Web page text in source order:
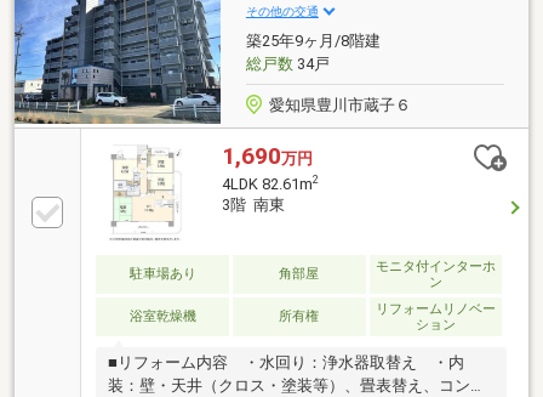
その他の交通
築25年9ヶ月/8階建
総戸数34戸
愛知県豊川市蔵子６
1,690万円
4LDK 82.61m2
3階 南東
駐車場あり 角部屋
モニタ付インターホ
ン
浴室乾燥機 所有権
リフォームリノベー
ション
■リフォーム内容 ・水回り：浄水器取替え ・内
装：壁・天井（クロス・塗装等）、畳表替え、コンセ